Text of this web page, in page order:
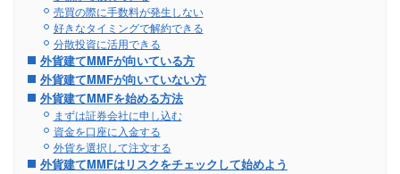
売買の際に手数料が発生しない
好きなタイミングで解約できる
分散投資に活用できる
外貨建てMMFが向いている方
外貨建てMMFが向いていない方
外貨建てMMFを始める方法
まずは証券会社に申し込む
資金を口座に入金する
外貨を選択して注文する
外貨建てMMFはリスクをチェックして始めよう